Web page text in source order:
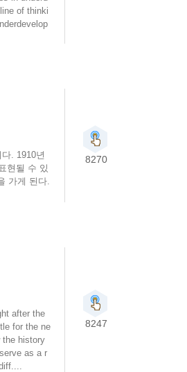
of thinki
. 1910년
현될 수 있
가게 된다.
8270
after the
for the ne
the history
as a r
8247